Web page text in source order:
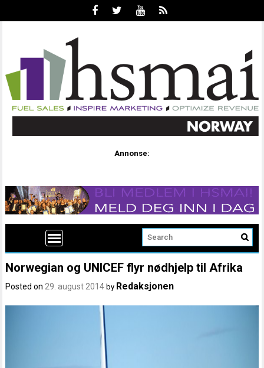
Annonse:
Norwegian og UNICEF flyr nødhjelp til Afrika
Posted on29. august 2014 by Redaksjonen